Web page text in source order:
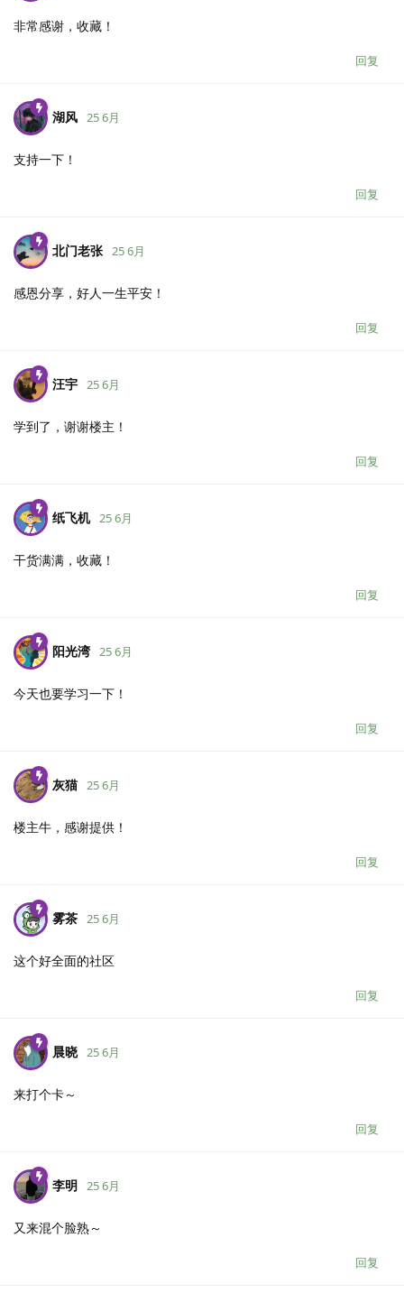
非常感谢，收藏！
回复
湖风 25 6月
支持一下！
回复
北门老张 25 6月
感恩分享，好人一生平安！
回复
汪宇 25 6月
学到了，谢谢楼主！
回复
纸飞机 25 6月
干货满满，收藏！
回复
阳光湾 25 6月
今天也要学习一下！
回复
灰猫 25 6月
楼主牛，感谢提供！
回复
雾茶 25 6月
这个好全面的社区
回复
晨晓 25 6月
来打个卡～
回复
李明 25 6月
又来混个脸熟～
回复